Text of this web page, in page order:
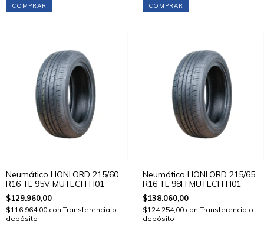
COMPRAR COMPRAR
Neumático LIONLORD 215/60
R16 TL 95V MUTECH H01
$129.960,00
$116.964,00 con Transferencia o
depósito
Neumático LIONLORD 215/65
R16 TL 98H MUTECH H01
$138.060,00
$124.254,00 con Transferencia o
depósito